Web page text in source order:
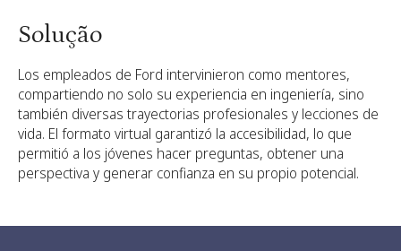
Solução
Los empleados de Ford intervinieron como mentores,
compartiendo no solo su experiencia en ingeniería, sino
también diversas trayectorias profesionales y lecciones de
vida. El formato virtual garantizó la accesibilidad, lo que
permitió a los jóvenes hacer preguntas, obtener una
perspectiva y generar confianza en su propio potencial.